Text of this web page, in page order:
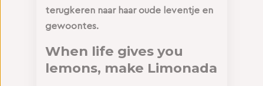
terugkeren naar haar oude leventje en
gewoontes.
When life gives you
lemons, make Limonada